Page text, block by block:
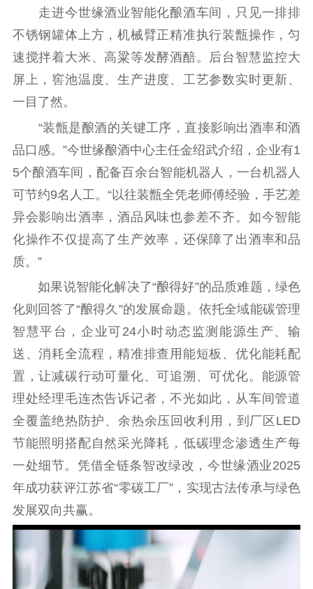
走进今世缘酒业智能化酿酒车间，只见一排排
不锈钢罐体上方，机械臂正精准执行装甑操作，匀
速搅拌着大米、高粱等发酵酒醅。后台智慧监控大
屏上，窖池温度、生产进度、工艺参数实时更新、
一目了然。
“装甑是酿酒的关键工序，直接影响出酒率和酒
品口感。”今世缘酿酒中心主任金绍武介绍，企业有1
5个酿酒车间，配备百余台智能机器人，一台机器人
可节约9名人工。“以往装甑全凭老师傅经验，手艺差
异会影响出酒率，酒品风味也参差不齐。如今智能
化操作不仅提高了生产效率，还保障了出酒率和品
质。”
如果说智能化解决了“酿得好”的品质难题，绿色
化则回答了“酿得久”的发展命题。依托全域能碳管理
智慧平台，企业可24小时动态监测能源生产、输
送、消耗全流程，精准排查用能短板、优化能耗配
置，让减碳行动可量化、可追溯、可优化。能源管
理处经理毛连杰告诉记者，不光如此，从车间管道
全覆盖绝热防护、余热余压回收利用，到厂区LED
节能照明搭配自然采光降耗，低碳理念渗透生产每
一处细节。凭借全链条智改绿改，今世缘酒业2025
年成功获评江苏省“零碳工厂”，实现古法传承与绿色
发展双向共赢。